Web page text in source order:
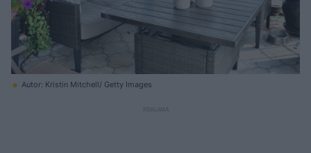
Autor: Kristin Mitchell/ Getty Images